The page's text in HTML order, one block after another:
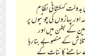
بدولت کہکشانی نظام
پہاڑوں کی چوٹیوں پر
کے بطن میں اور
کے منصوبے بنارہا
کائنات کے